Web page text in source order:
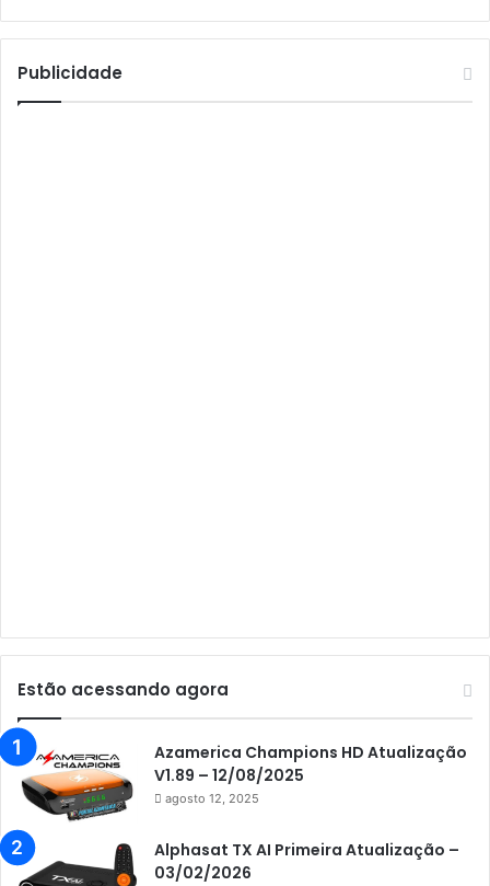
Athomics T3
Atto
AttoNet
Audisat K10 Urus
Audisat K20 Huracan
Audisat K30 Aventador
Azamerica
Azamerica Beats
Azamerica Champions
Publicidade
Estão acessando agora
Azamerica Champions HD Atualização
V1.89 – 12/08/2025
agosto 12, 2025
Alphasat TX AI Primeira Atualização –
03/02/2026